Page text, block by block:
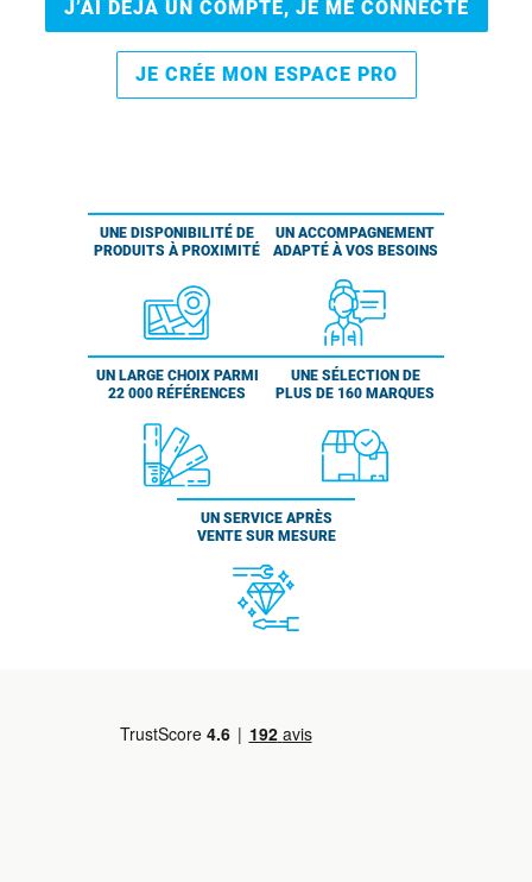
J’AI DÉJÀ UN COMPTE, JE ME CONNECTE
JE CRÉE MON ESPACE PRO
UNE DISPONIBILITÉ DE
PRODUITS À PROXIMITÉ
UN ACCOMPAGNEMENT
ADAPTÉ À VOS BESOINS
UN LARGE CHOIX PARMI
22 000 RÉFÉRENCES
UNE SÉLECTION DE
PLUS DE 160 MARQUES
UN SERVICE APRÈS
VENTE SUR MESURE